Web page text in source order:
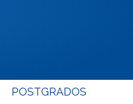
POSTGRADOS